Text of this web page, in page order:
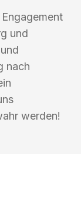
und
nach
werden!